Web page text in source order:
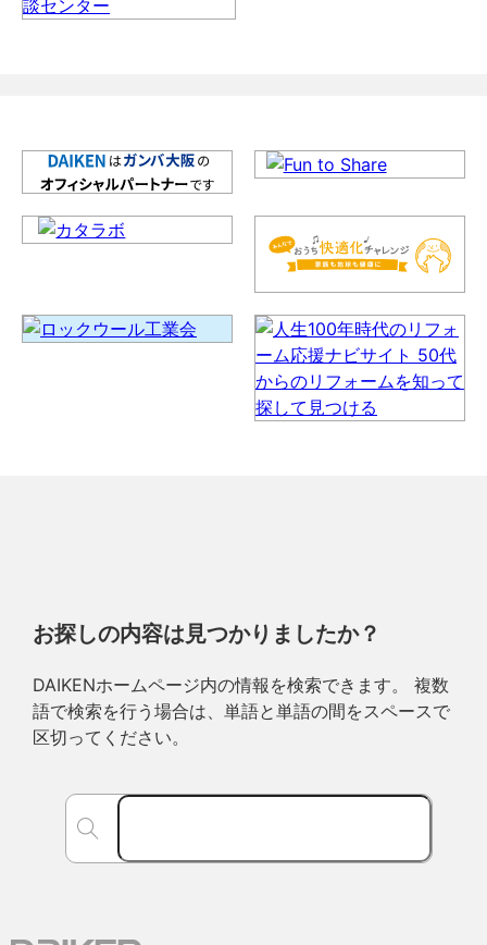
お探しの内容は見つかりましたか？
DAIKENホームページ内の情報を検索できます。 複数
語で検索を行う場合は、単語と単語の間をスペースで
区切ってください。